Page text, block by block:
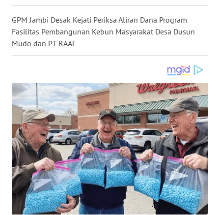
GPM Jambi Desak Kejati Periksa Aliran Dana Program
Fasilitas Pembangunan Kebun Masyarakat Desa Dusun
Mudo dan PT RAAL
NUSANTARA
WN
WN
JATIM
WN
BALI
WN
KALBAR
WN
KALTENG